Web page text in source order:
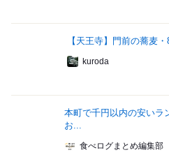
【天王寺】門前の蕎麦・
kuroda
本町で千円以内の安いラ
お...
食べログまとめ編集部